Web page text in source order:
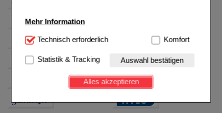
Mehr Information
Technisch Notwendig:Hierbei handelt es sich um
Website notwendig sind (z.B. Navigation, Warenkorb,
Kundenkonto), weshalb auf diese nicht verzichtet
werden kann.
Einkaufserlebnis noch ansprechender zu gestalten,
Technisch erforderlich Komfort
Statistik & Tracking Auswahl bestätigen
Alles akzeptieren